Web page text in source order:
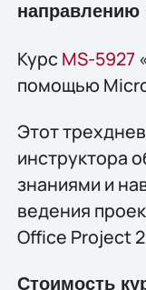
направлению
КурсMS-5927
помощью
Этот
инструктора
знаниями и
ведения
Office Project
Стоимость